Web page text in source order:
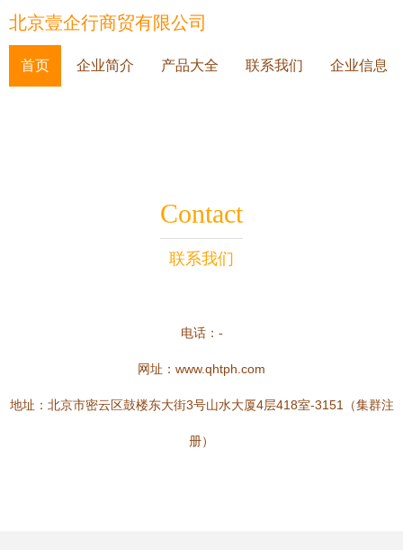
北京壹企行商贸有限公司
首页 企业简介 产品大全 联系我们 企业信息
Contact
联系我们
电话：-
网址： www.qhtph.com
地址：北京市密云区鼓楼东大街3号山水大厦4层418室-3151（集群注
册）